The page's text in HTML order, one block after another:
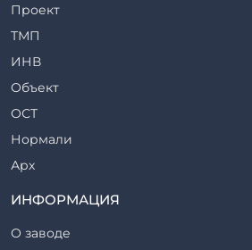
Ригели железобетонные
Сваи железобетонные
Стеновые блоки
Стойки железобетонные
Столбы железобетонные
Закладные детали
Трубы железобетонные
Утяжелители железобетонные
Фермы железобетонные
Проект
ТМП
ИНВ
Объект
ОСТ
Нормали
Арх
ТР
Серия
ИНФОРМАЦИЯ
О заводе